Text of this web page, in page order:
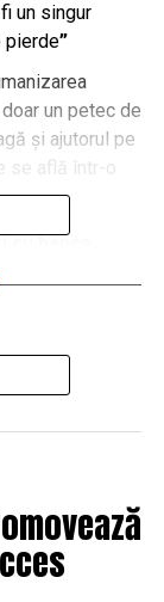
un singur
pierde”
un petec de
și ajutorul pe
se află într-o
cu banca